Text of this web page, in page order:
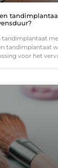
tandimplantaat
tandimplantaat
voor het